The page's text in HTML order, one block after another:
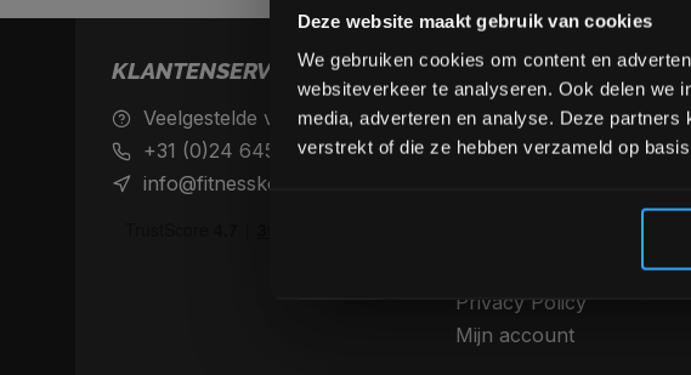
Deze website maakt gebruik van cookies
We gebruiken cookies om content en
websiteverkeer te analyseren. Ook delen we
media, adverteren en analyse. Deze
verstrekt of die ze hebben verzameld op
KLANTENSERVICE
Veelgestelde vragen
+31 (0)24 645 1309
info@fitnesskoerier.nl
Achteraf betalen &
betaalmethoden
Privacy Policy
Mijn account